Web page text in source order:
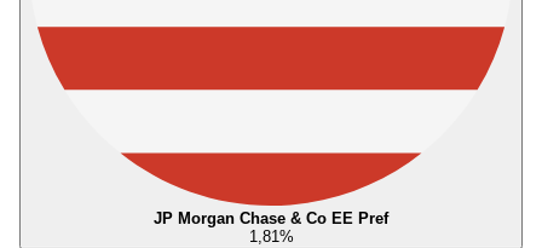
JP Morgan Chase & Co EE Pref
1,81%